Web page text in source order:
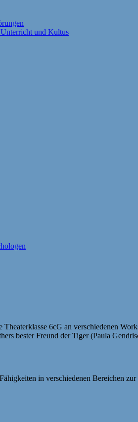
und Kultus
6cG an verschiedenen
bester Freund der Tiger (Paula
in verschiedenen Bereichen zur